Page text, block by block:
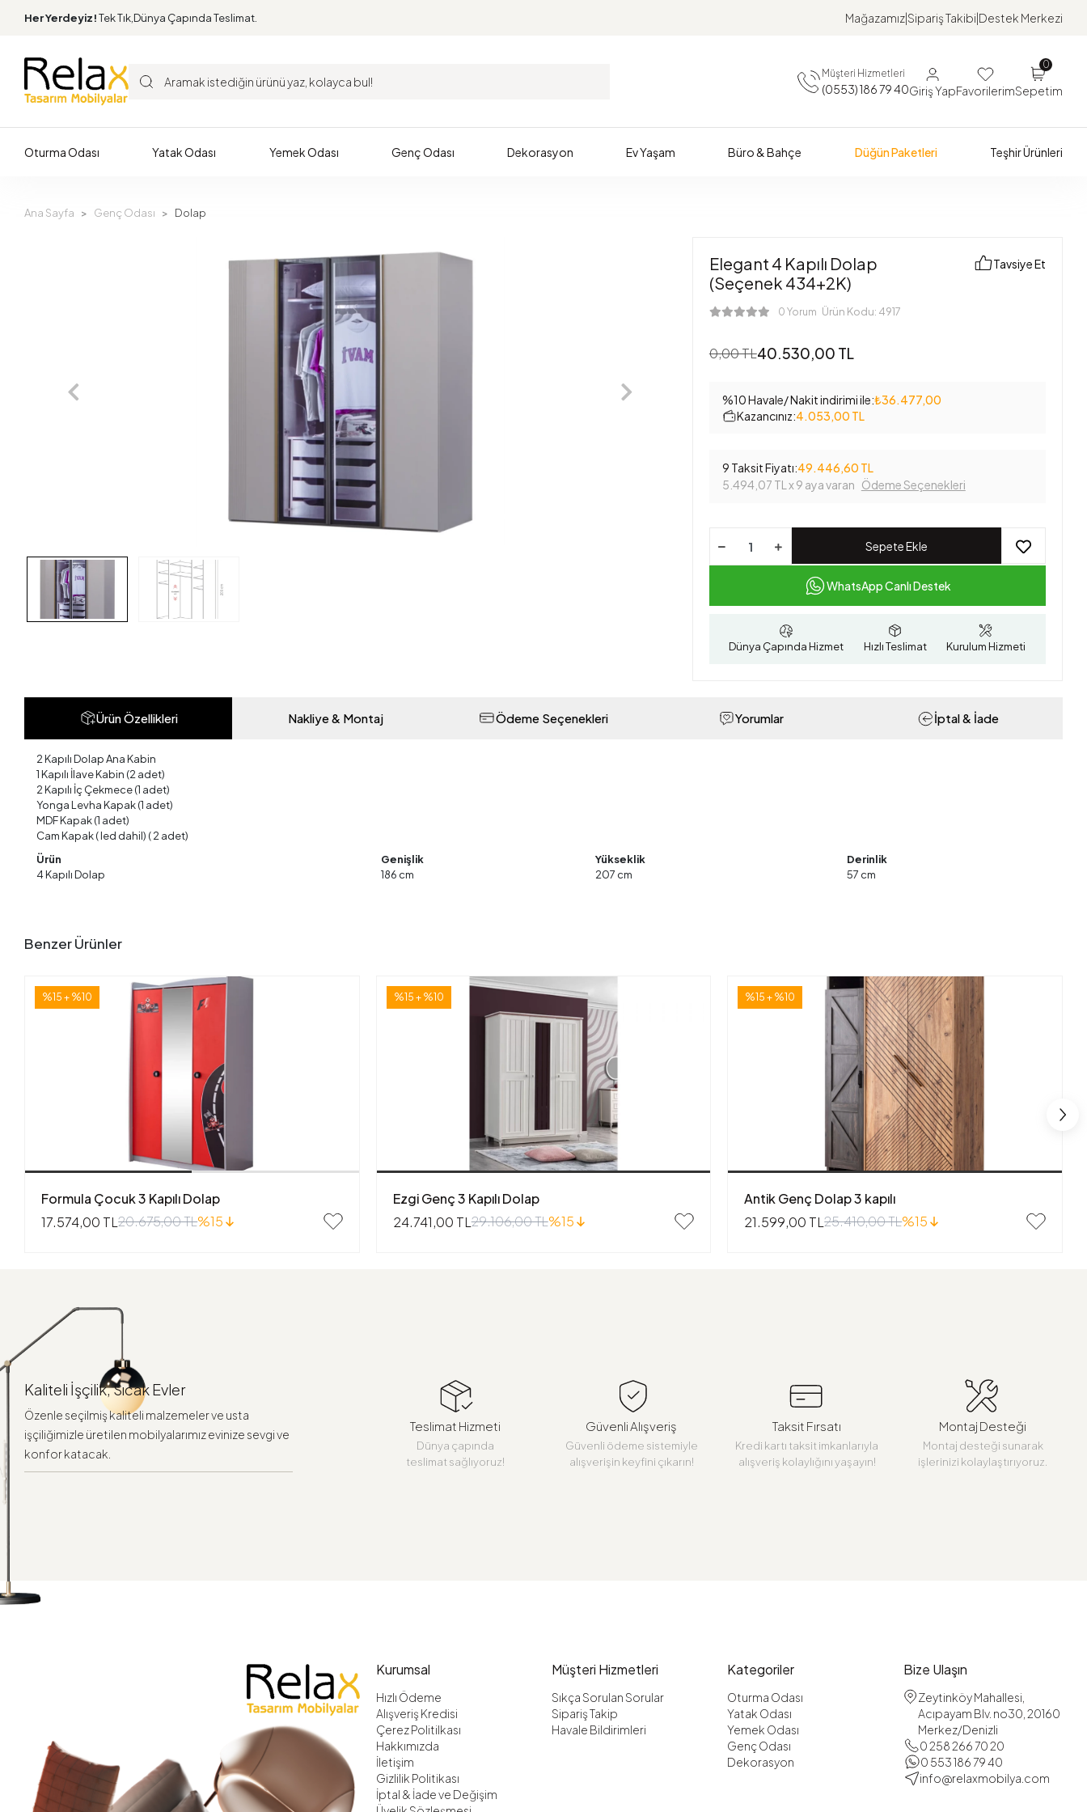
Her Yerdeyiz!Tek Tık,Dünya Çapında Teslimat. MağazamızSipariş Takibi Destek Merkezi
Müşteri Hizmetleri
(0553) 186 79 40Giriş YapFavorilerim
0
Sepetim
Oturma Odası Yatak Odası Yemek Odası Genç Odası Dekorasyon Ev Yaşam Büro & Bahçe Düğün Paketleri Teşhir Ürünleri
Ana Sayfa Genç Odası Dolap
Elegant 4 Kapılı Dolap
(Seçenek 434+2K)
0 Yorum Ürün Kodu: 4917
Tavsiye Et
0,00 TL40.530,00 TL
%10 Havale/ Nakit indirimi ile:₺36.477,00
Kazancınız:4.053,00 TL
9 Taksit Fiyatı:49.446,60 TL
5.494,07 TL x 9 aya varan Ödeme Seçenekleri
Sepete Ekle
WhatsApp Canlı Destek
Dünya Çapında Hizmet Hızlı Teslimat Kurulum Hizmeti
Ürün Özellikleri Nakliye & Montaj Ödeme Seçenekleri Yorumlar İptal & İade
2 Kapılı Dolap Ana Kabin
1 Kapılı İlave Kabin (2 adet)
2 Kapılı İç Çekmece (1 adet)
Yonga Levha Kapak (1 adet)
MDF Kapak (1 adet)
Cam Kapak ( led dahil) ( 2 adet)
Ürün
Genişlik Yükseklik
Derinlik
4 Kapılı Dolap
186 cm 207 cm 57 cm
Benzer Ürünler
%15 + %10
Formula Çocuk 3 Kapılı Dolap
17.574,00 TL20.675,00 TL%15
%15 + %10
Ezgi Genç 3 Kapılı Dolap
24.741,00 TL29.106,00 TL%15
%15 + %10
Antik Genç Dolap 3 kapılı
21.599,00 TL25.410,00 TL%15
Kaliteli İşçilik, Sıcak Evler
Özenle seçilmiş kaliteli malzemeler ve usta
işçiliğimizle üretilen mobilyalarımız evinize sevgi ve
konfor katacak.
Teslimat Hizmeti
Dünya çapında
teslimat sağlıyoruz!
Güvenli Alışveriş
Güvenli ödeme sistemiyle
alışverişin keyfini çıkarın!
Taksit Fırsatı
Kredi kartı taksit imkanlarıyla
alışveriş kolaylığını yaşayın!
Montaj Desteği
Montaj desteği sunarak
işlerinizi kolaylaştırıyoruz.
Kurumsal
Hızlı Ödeme
Alışveriş Kredisi
Çerez Politilkası
Hakkımızda
İletişim
Gizlilik Politikası
İptal & İade ve Değişim
Müşteri Hizmetleri
Sıkça Sorulan Sorular
Sipariş Takip
Havale Bildirimleri
Kategoriler
Oturma Odası
Yatak Odası
Yemek Odası
Genç Odası
Dekorasyon
Bize Ulaşın
Zeytinköy Mahallesi,
Acıpayam Blv. no30, 20160
Merkez/Denizli
0 258 266 70 20
0 553 186 79 40
info@relaxmobilya.com